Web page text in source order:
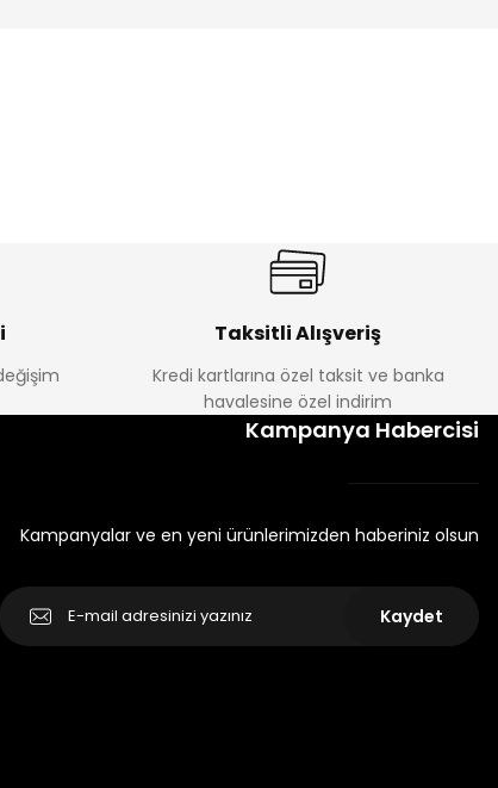
Taksitli Alışveriş
Kredi kartlarına özel taksit ve banka
havalesine özel indirim
Kampanya Habercisi
Kampanyalar ve en yeni ürünlerimizden haberiniz olsun
Kaydet